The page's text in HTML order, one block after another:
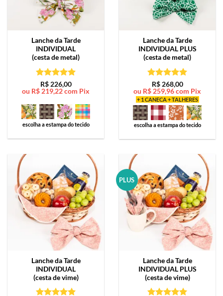
Lanche da Tarde
INDIVIDUAL
(cesta de metal)
Avaliação5
de 5
R$226,00
ou R$ 219,22com Pix
escolha a estampa do tecido
Lanche da Tarde
INDIVIDUAL PLUS
(cesta de metal)
Avaliação5
de 5
R$268,00
ou R$ 259,96com Pix
+ 1 CANECA + TALHERES
escolha a estampa do tecido
Lanche da Tarde
INDIVIDUAL
(cesta de vime)
PLUS
Lanche da Tarde
INDIVIDUAL PLUS
(cesta de vime)